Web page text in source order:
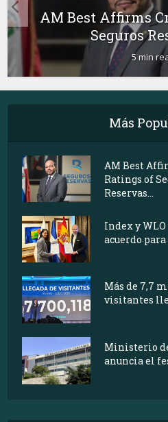
AM Best Affirms
Seguros
5 min
Más
AM Best
Ratings of
Reservas...
Index y
acuerdo
Más de 7,7
visitantes
Ministerio
anuncia el